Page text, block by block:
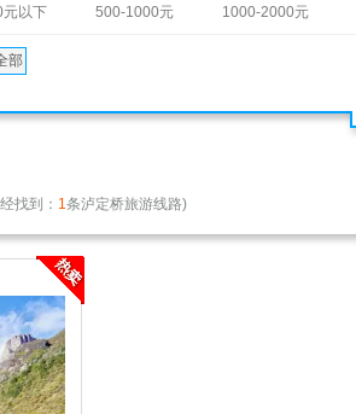
元以下 500-1000元 1000-2000元
部
找到： 1条泸定桥旅游线路)